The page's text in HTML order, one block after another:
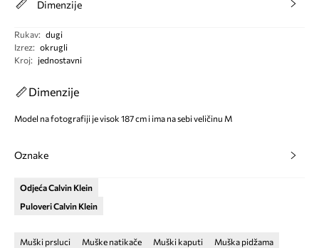
Dimenzije
Rukav: dugi
Izrez: okrugli
Kroj: jednostavni
Dimenzije
Model na fotografiji je visok 187 cm i ima na sebi veličinu M
Oznake
Odjeća Calvin Klein
Puloveri Calvin Klein
Muški prsluci Muške natikače Muški kaputi
Muška pidžama